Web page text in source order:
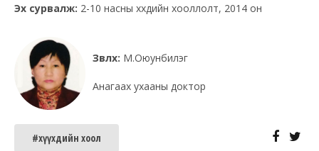
Эх сурвалж: 2-10 насны хүүхдийн хооллолт, 2014 он
Зөвлөх: М.Оюунбилэг
Анагаах ухааны доктор
#хүүхдийн хоол